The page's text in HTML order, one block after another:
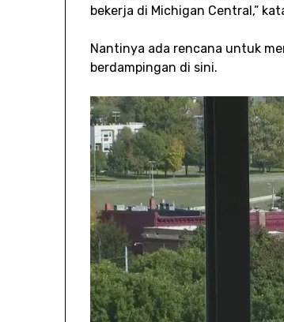
bekerja di Michigan Central,”
Nantinya ada rencana untuk
berdampingan di sini.